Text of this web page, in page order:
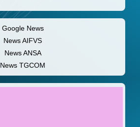
Google News
News AIFVS
News ANSA
News TGCOM